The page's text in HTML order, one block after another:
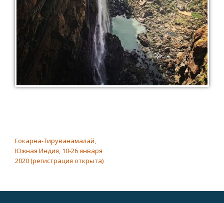
Гокарна-Тируванамалай,
Южная Индия, 10-26 января
2020 (регистрация открыта)